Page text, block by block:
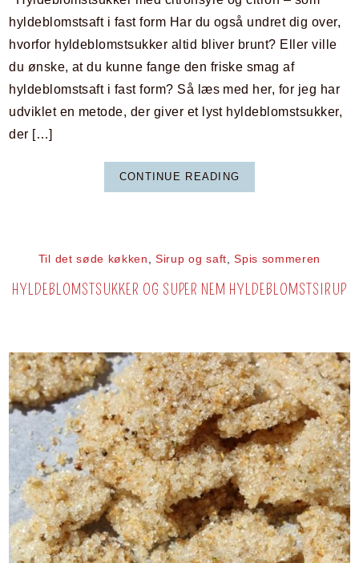
hyldeblomstsaft i fast form Har du også undret dig over,
hvorfor hyldeblomstsukker altid bliver brunt? Eller ville
du ønske, at du kunne fange den friske smag af
hyldeblomstsaft i fast form? Så læs med her, for jeg har
udviklet en metode, der giver et lyst hyldeblomstsukker,
der […]
CONTINUE READING
Til det søde køkken ,Sirup og saft ,Spis sommeren
HYLDEBLOMSTSUKKER OG SUPER NEM HYLDEBLOMSTSIRUP